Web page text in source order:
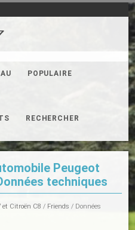
POPULAIRE
RECHERCHER
Peugeot
techniques
et Citroën C8 / Friends / Données